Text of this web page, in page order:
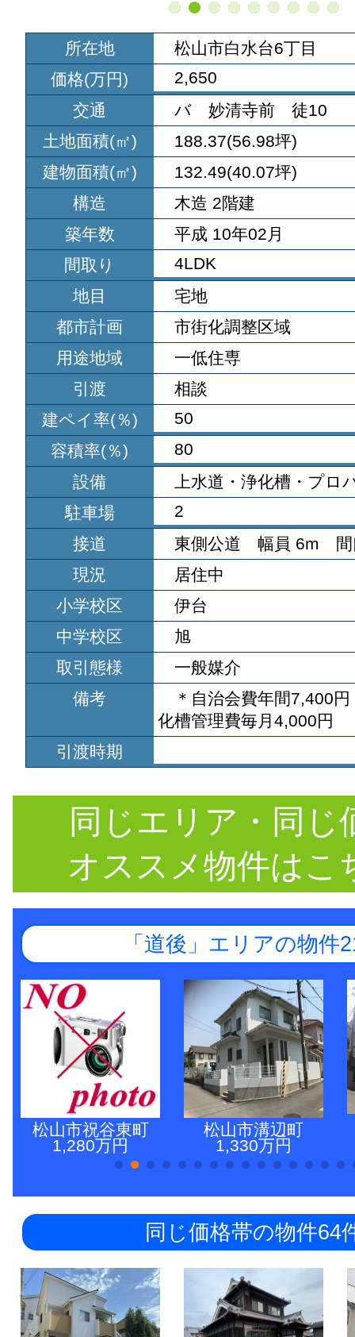
所在地
松山市白水台6丁目
価格(万円)
2,650
交通
バ 妙清寺前 徒10
土地面積(㎡)
188.37(56.98坪)
建物面積(㎡)
132.49(40.07坪)
構造
木造 2階建
築年数
平成 10年02月
間取り
4LDK
地目
宅地
都市計画
市街化調整区域
用途地域
一低住専
引渡
相談
建ペイ率(％)
50
容積率(％)
80
設備
上水道・浄化槽・プロ
駐車場
2
接道
東側公道 幅員 6m 間
現況
居住中
小学校区
伊台
中学校区
旭
取引態様
一般媒介
備考
＊自治会費年間7,400
化槽管理費毎月4,000円
引渡時期
同じエリア・同じ
オススメ物件はこ
「道後」エリアの物件
松山市祝谷東町
1,280万円
松山市溝辺町
1,330万円
同じ価格帯の物件64